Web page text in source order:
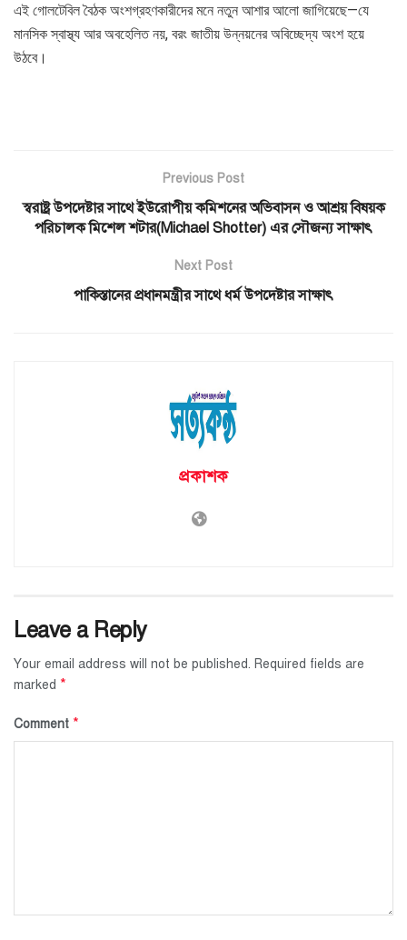
এই গোলটেবিল বৈঠক অংশগ্রহণকারীদের মনে নতুন আশার আলো জাগিয়েছে—যে
মানসিক স্বাস্থ্য আর অবহেলিত নয়, বরং জাতীয় উন্নয়নের অবিচ্ছেদ্য অংশ হয়ে
উঠবে।
Previous Post
স্বরাষ্ট্র উপদেষ্টার সাথে ইউরোপীয় কমিশনের অভিবাসন ও আশ্রয় বিষয়ক
পরিচালক মিশেল শটার(Michael Shotter) এর সৌজন্য সাক্ষাৎ
Next Post
পাকিস্তানের প্রধানমন্ত্রীর সাথে ধর্ম উপদেষ্টার সাক্ষাৎ
প্রকাশক
Leave a Reply
Your email address will not be published. Required fields are
marked *
Comment *